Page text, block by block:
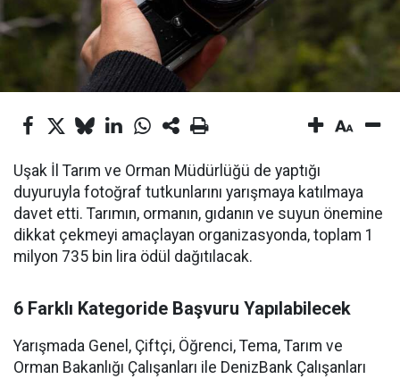
Uşak İl Tarım ve Orman Müdürlüğü de yaptığı
duyuruyla fotoğraf tutkunlarını yarışmaya katılmaya
davet etti. Tarımın, ormanın, gıdanın ve suyun önemine
dikkat çekmeyi amaçlayan organizasyonda, toplam 1
milyon 735 bin lira ödül dağıtılacak.
6 Farklı Kategoride Başvuru Yapılabilecek
Yarışmada Genel, Çiftçi, Öğrenci, Tema, Tarım ve
Orman Bakanlığı Çalışanları ile DenizBank Çalışanları